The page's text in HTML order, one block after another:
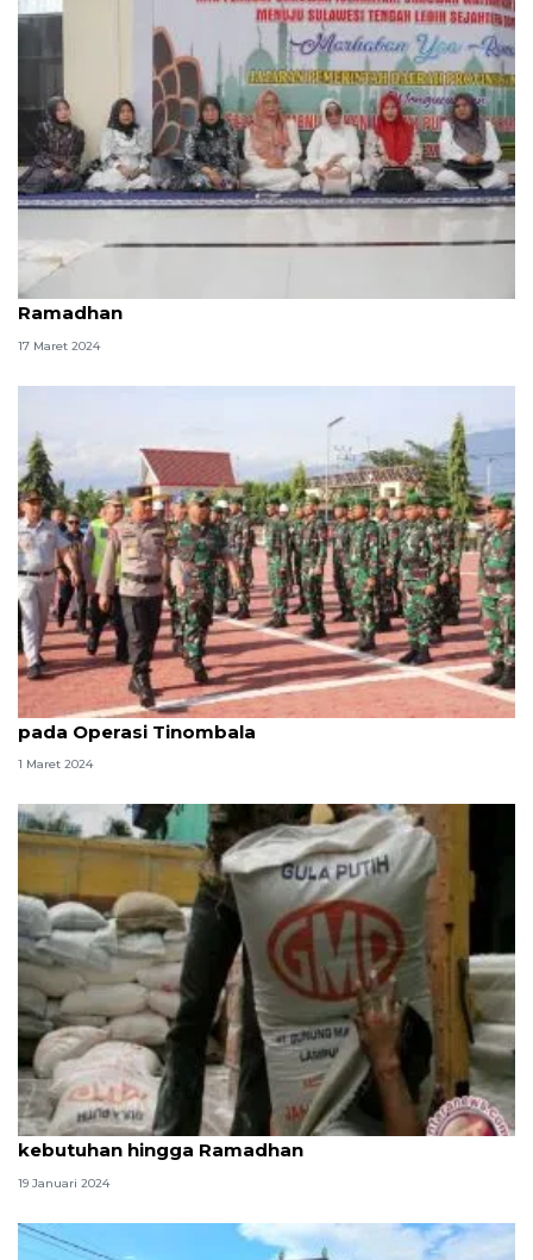
Pemprov Sulteng eratkan silaturahim melalui Safari
Ramadhan
17 Maret 2024
Polda Sulteng kedepankan pendekatan preventif
pada Operasi Tinombala
1 Maret 2024
Bulog Sulteng tambah 900 ton gula penuhi
kebutuhan hingga Ramadhan
19 Januari 2024